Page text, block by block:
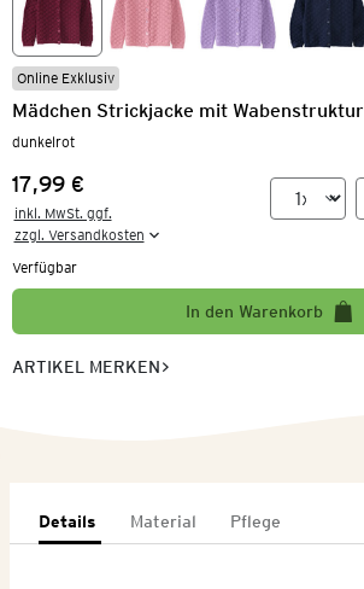
Online Exklusiv
Mädchen Strickjacke mit Wabenstruktur
dunkelrot
Preis:
17,99 €
inkl. MwSt. ggf.
zzgl. Versandkosten
Verfügbar
In den Warenkorb
ARTIKEL MERKEN
Details Material Pflege